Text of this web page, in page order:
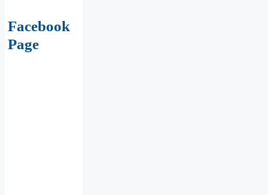
Facebook
Page